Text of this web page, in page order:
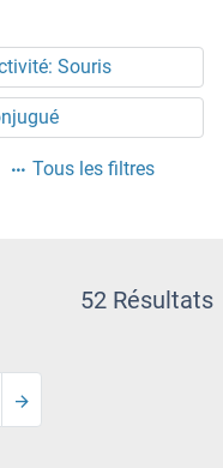
Souris
Tous les filtres
52 Résultats